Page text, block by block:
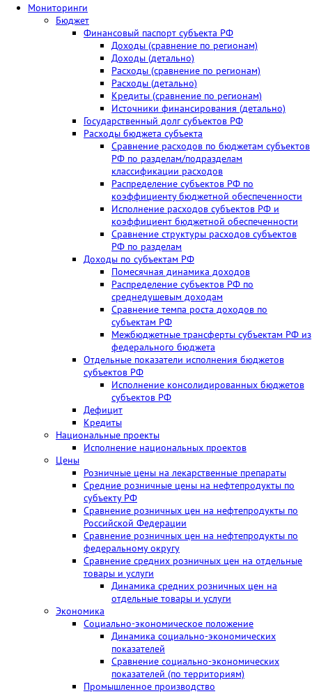
Мониторинги
Бюджет
Финансовый паспорт субъекта РФ
Доходы (сравнение по регионам)
Доходы (детально)
Расходы (сравнение по регионам)
Расходы (детально)
Кредиты (сравнение по регионам)
Источники финансирования (детально)
Государственный долг субъектов РФ
Расходы бюджета субъекта
Сравнение расходов по бюджетам субъектов
РФ по разделам/подразделам
классификации расходов
Распределение субъектов РФ по
коэффициенту бюджетной обеспеченности
Исполнение расходов субъектов РФ и
коэффициент бюджетной обеспеченности
Сравнение структуры расходов субъектов
РФ по разделам
Доходы по субъектам РФ
Помесячная динамика доходов
Распределение субъектов РФ по
среднедушевым доходам
Сравнение темпа роста доходов по
субъектам РФ
Межбюджетные трансферты субъектам РФ из
федерального бюджета
Отдельные показатели исполнения бюджетов
субъектов РФ
Исполнение консолидированных бюджетов
субъектов РФ
Дефицит
Кредиты
Национальные проекты
Исполнение национальных проектов
Цены
Розничные цены на лекарственные препараты
Средние розничные цены на нефтепродукты по
субъекту РФ
Сравнение розничных цен на нефтепродукты по
Российской Федерации
Сравнение розничных цен на нефтепродукты по
федеральному округу
Сравнение средних розничных цен на отдельные
товары и услуги
Динамика средних розничных цен на
отдельные товары и услуги
Экономика
Социально-экономическое положение
Динамика социально-экономических
показателей
Сравнение социально-экономических
показателей (по территориям)
Промышленное производство